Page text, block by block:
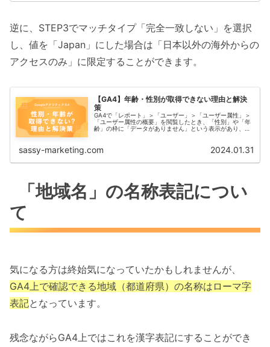
逆に、STEP3でマッチタイプ「完全一致しない」を選択
し、値を「Japan」にした場合は「日本以外の海外からの
アクセスのみ」に限定することができます。
【GA4】年齢・性別が取得できない理由と解決
策
GA4で「レポート」＞「ユーザー」＞「ユーザー属性」＞
「ユーザー属性の概要」を閲覧したとき、「性別」や「年
齢」の枠に「データがありません」という表示があり、デ
sassy-marketing.com 2024.01.31
「地域名」の名称表記につい
て
気になる方は終始気になっていたかもしれませんが、
GA4上で確認できる地域（都道府県）の名称はローマ字
表記となっています。
残念ながらGA4上ではこれを漢字表記にすることができ